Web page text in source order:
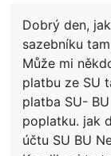
Dobrý den,
sazebníku
Může mi
platbu ze SU
platba SU-
poplatku. jak
účtu SU BU